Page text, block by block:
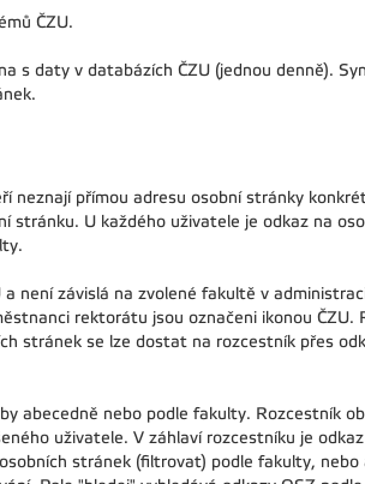
ČZU.
s daty v databázích ČZU (jednou denně).
neznají přímou adresu osobní stránky
stránku. U každého uživatele je odkaz na
není závislá na zvolené fakultě v
rektorátu jsou označeni ikonou ČZU.
stránek se lze dostat na rozcestník přes
abecedně nebo podle fakulty. Rozcestník
uživatele. V záhlaví rozcestníku je
stránek (filtrovat) podle fakulty, nebo